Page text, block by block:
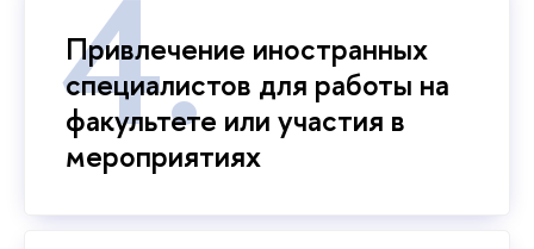
Привлечение иностранных
специалистов для работы на
факультете или участия в
мероприятиях